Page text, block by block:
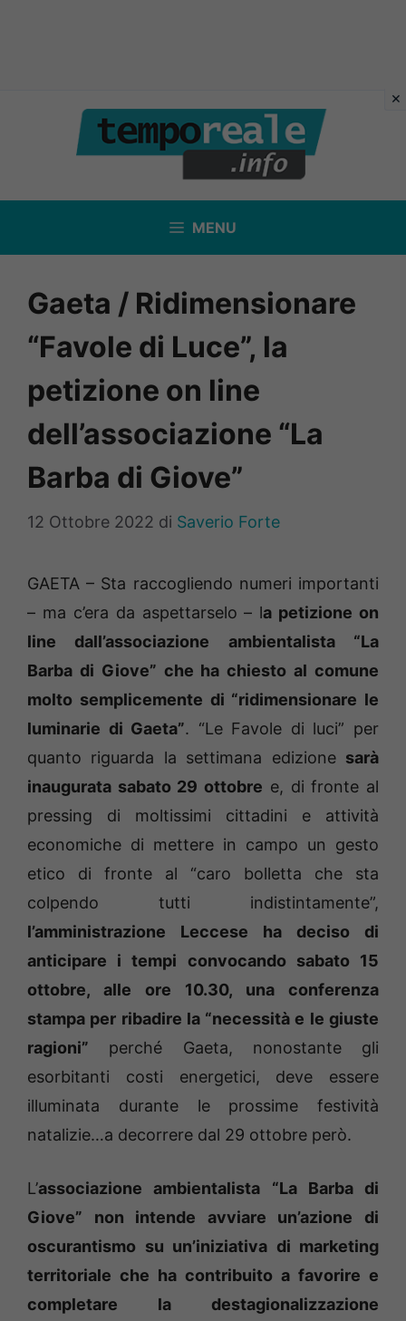
contenuto
MENU
Gaeta / Ridimensionare
“Favole di Luce”, la
petizione on line
dell’associazione “La
Barba di Giove”
12 Ottobre 2022 di Saverio Forte
GAETA – Sta raccogliendo numeri importanti
– ma c’era da aspettarselo – la petizione on
line dall’associazione ambientalista “La
Barba di Giove” che ha chiesto al comune
molto semplicemente di “ridimensionare le
luminarie di Gaeta”. “Le Favole di luci” per
quanto riguarda la settimana edizione sarà
inaugurata sabato 29 ottobre e, di fronte al
pressing di moltissimi cittadini e attività
economiche di mettere in campo un gesto
etico di fronte al “caro bolletta che sta
colpendo tutti indistintamente”,
l’amministrazione Leccese ha deciso di
anticipare i tempi convocando sabato 15
ottobre, alle ore 10.30, una conferenza
stampa per ribadire la “necessità e le giuste
ragioni” perché Gaeta, nonostante gli
esorbitanti costi energetici, deve essere
illuminata durante le prossime festività
natalizie…a decorrere dal 29 ottobre però.
L’associazione ambientalista “La Barba di
Giove” non intende avviare un’azione di
oscurantismo su un’iniziativa di marketing
territoriale che ha contribuito a favorire e
completare la destagionalizzazione